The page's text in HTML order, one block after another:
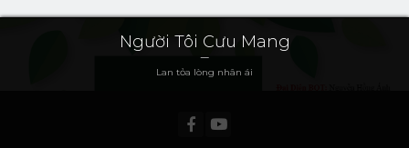
Người Tôi Cưu Mang
Lan tỏa lòng nhân ái